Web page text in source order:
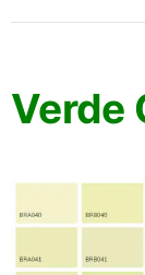
Verde